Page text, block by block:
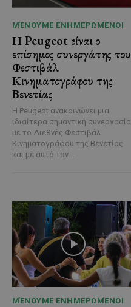
ΜΈΝΟΥΜΕ ΕΝΗΜΕΡΩΜΈΝΟΙ
Η Peugeot είναι ο
επίσημος συνεργάτης του
Φεστιβάλ
Κινηματογράφου της
Βενετίας
Η Peugeot ανακοινώνει μια
ιδιαίτερα σημαντική συνεργασία
με το Διεθνές Φεστιβάλ
Κινηματογράφου της Βενετίας
και με αυτό τον...
ΜΈΝΟΥΜΕ ΕΝΗΜΕΡΩΜΈΝΟΙ